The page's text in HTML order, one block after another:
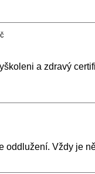
a zdravý
Vždy je